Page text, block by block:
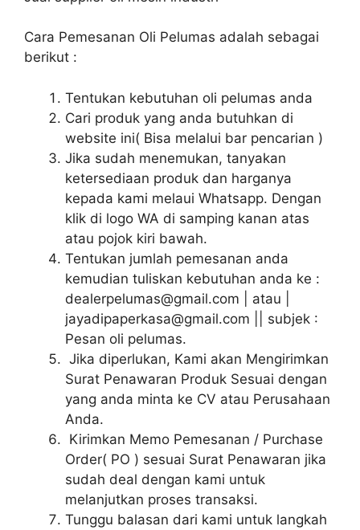
Cara Pemesanan Oli Pelumas adalah sebagai
berikut :
Tentukan kebutuhan oli pelumas anda
Cari produk yang anda butuhkan di
website ini( Bisa melalui bar pencarian )
Jika sudah menemukan, tanyakan
ketersediaan produk dan harganya
kepada kami melaui Whatsapp. Dengan
klik di logo WA di samping kanan atas
atau pojok kiri bawah.
Tentukan jumlah pemesanan anda
kemudian tuliskan kebutuhan anda ke :
dealerpelumas@gmail.com | atau |
jayadipaperkasa@gmail.com || subjek :
Pesan oli pelumas.
Jika diperlukan, Kami akan Mengirimkan
Surat Penawaran Produk Sesuai dengan
yang anda minta ke CV atau Perusahaan
Anda.
Kirimkan Memo Pemesanan / Purchase
Order( PO ) sesuai Surat Penawaran jika
sudah deal dengan kami untuk
melanjutkan proses transaksi.
Tunggu balasan dari kami untuk langkah